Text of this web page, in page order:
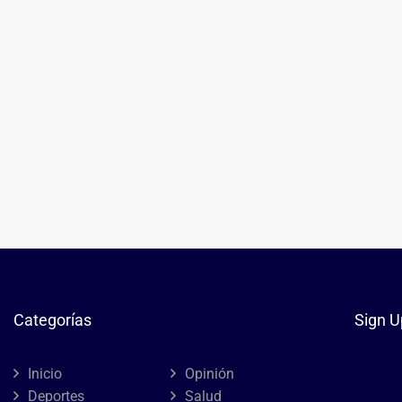
Categorías
Inicio
Opinión
Deportes
Salud
Sign